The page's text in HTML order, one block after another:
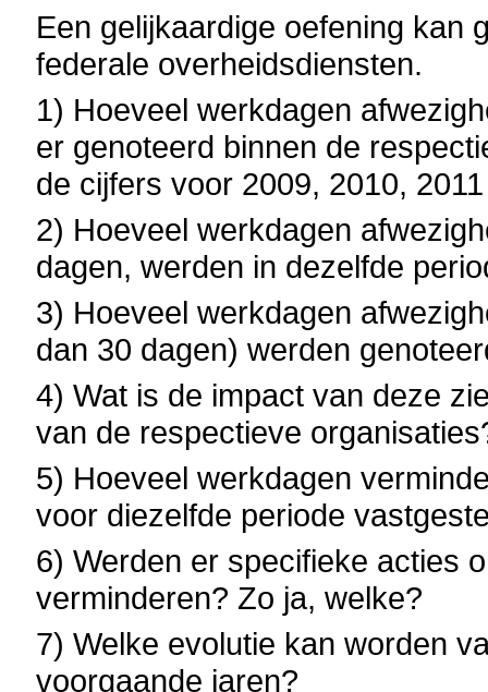
Een gelijkaardige oefening kan
federale overheidsdiensten.
1) Hoeveel werkdagen
er genoteerd binnen de
de cijfers voor 2009, 2010,
2) Hoeveel werkdagen
dagen, werden in dezelfde
3) Hoeveel werkdagen
dan 30 dagen) werden
4) Wat is de impact van deze
van de respectieve
5) Hoeveel werkdagen
voor diezelfde periode
6) Werden er specifieke acties
verminderen? Zo ja, welke?
7) Welke evolutie kan worden
voorgaande jaren?